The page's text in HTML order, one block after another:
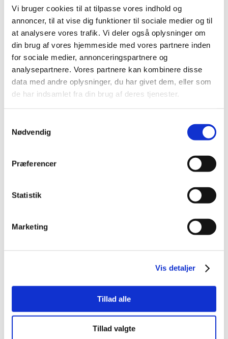
Vi bruger cookies til at tilpasse vores indhold og
annoncer, til at vise dig funktioner til sociale medier og til
at analysere vores trafik. Vi deler også oplysninger om
din brug af vores hjemmeside med vores partnere inden
for sociale medier, annonceringspartnere og
analysepartnere. Vores partnere kan kombinere disse
data med andre oplysninger, du har givet dem, eller som
de har indsamlet fra din brug af deres tjenester.
Nødvendig
Præferencer
Statistik
Marketing
Vis detaljer
Tillad alle
Tillad valgte
Studiekreds - Det frie menneske er hjemme i
verden
Studiekreds i Vartov d. 15. september, 22. september, 29.
september, 6. oktober 2026.
i nationalt og europæisk perspektiv /
festivalen Himmelblå. Billetten er inkl. mad og drikke.